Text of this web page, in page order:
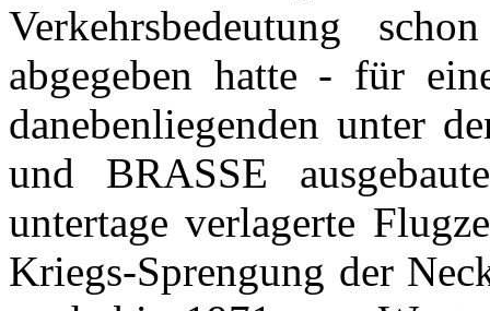
Verkehrsbedeutung
abgegeben hatte - für
danebenliegenden unter
und BRASSE
untertage verlagerte
Kriegs-Sprengung der